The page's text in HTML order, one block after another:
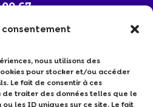
consentement
nous utilisons des
pour stocker et/ou accéder
Le fait de consentir à ces
traiter des données telles que le
les ID uniques sur ce site. Le fait
00 67
33 64 94
devenir membre
RSE
de cookies